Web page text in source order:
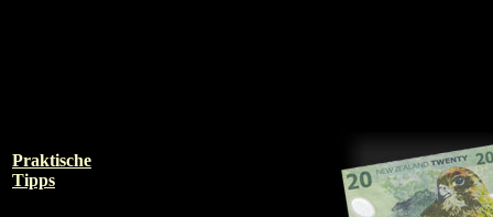
Praktische
Tipps